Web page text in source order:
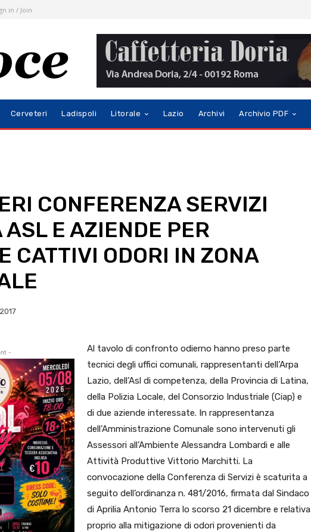
in / Join
Cerveteri Ladispoli Litorale Lazio Archivi Archivio PDF
CONFERENZA SERVIZI
ASL E AZIENDE PER
CATTIVI ODORI IN ZONA
-
Al tavolo di confronto odierno hanno preso parte
tecnici degli uffici comunali, rappresentanti dell’Arpa
Lazio, dell’Asl di competenza, della Provincia di Latina,
della Polizia Locale, del Consorzio Industriale (Ciap) e
di due aziende interessate. In rappresentanza
dell’Amministrazione Comunale sono intervenuti gli
Assessori all’Ambiente Alessandra Lombardi e alle
Attività Produttive Vittorio Marchitti. La
convocazione della Conferenza di Servizi è scaturita a
seguito dell’ordinanza n. 481/2016, firmata dal Sindaco
di Aprilia Antonio Terra lo scorso 21 dicembre e relativa
proprio alla mitigazione di odori provenienti da